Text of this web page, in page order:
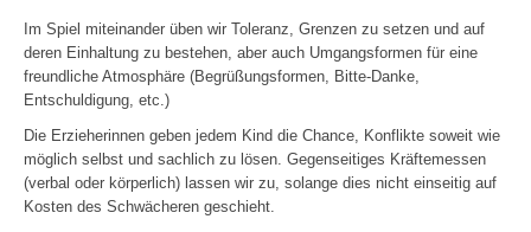
Im Spiel miteinander üben wir Toleranz, Grenzen zu setzen und auf
deren Einhaltung zu bestehen, aber auch Umgangsformen für eine
freundliche Atmosphäre (Begrüßungsformen, Bitte-Danke,
Entschuldigung, etc.)
Die Erzieherinnen geben jedem Kind die Chance, Konflikte soweit wie
möglich selbst und sachlich zu lösen. Gegenseitiges Kräftemessen
(verbal oder körperlich) lassen wir zu, solange dies nicht einseitig auf
Kosten des Schwächeren geschieht.